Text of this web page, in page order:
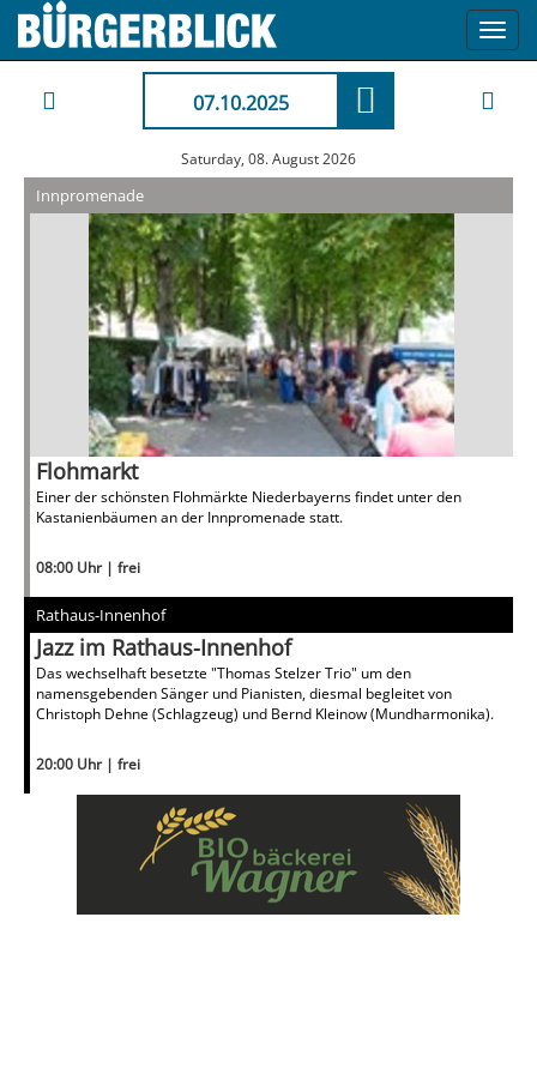
07.10.2025
Saturday, 08. August 2026
Innpromenade
Flohmarkt
Einer der schönsten Flohmärkte Niederbayerns findet unter den
Kastanienbäumen an der Innpromenade statt.
08:00 Uhr | frei
Rathaus-Innenhof
Jazz im Rathaus-Innenhof
Das wechselhaft besetzte "Thomas Stelzer Trio" um den
namensgebenden Sänger und Pianisten, diesmal begleitet von
Christoph Dehne (Schlagzeug) und Bernd Kleinow (Mundharmonika).
20:00 Uhr | frei